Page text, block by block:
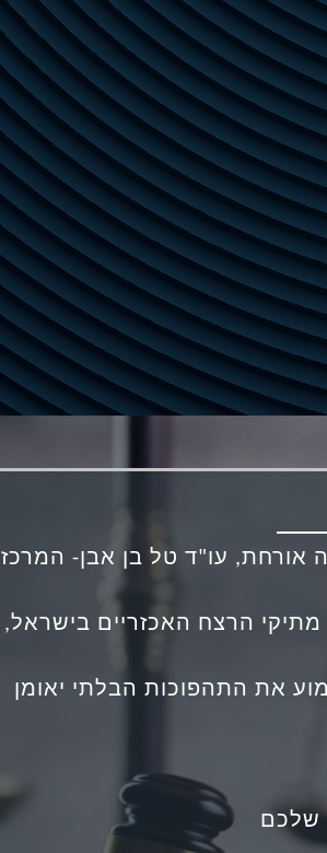
אורחת, עו"ד טל בן אבן- המרכז
הרצח האכזריים בישראל,
את התהפוכות הבלתי יאומן
שלכם